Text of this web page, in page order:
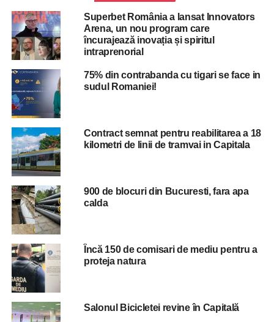
„Mai puține amenzi, mai multe încasări. Instalarea
metodelor digitale de plată, mijloacele de transport noi și
îmbunătățirea aplicației Info TB au contribuit direct la
creșterea gradului de conformare a călătorilor. Avem mai
mulți abonați, mai multe călătorii plătite prin metodele
digitale și mult mai puține amenzi.
Încasările obținute din activitatea de control, în primele
cinci luni ale anului 2023, au scăzut cu -14,82% (s-au
diminuat cu -380.400,00 lei), față de aceeași perioadă a
anului anterior”, adaugă liberalul.
ADVERTISEMENT
„Continuăm măsurile pentru modernizarea transportului
public. Urmează: 100 de autobuze electrice; 100 de
troleibuze; 250 de tramvaie; reabilitarea a 50 de km de
linie de tramvai.
STB – Modern. Accesibil. Digital. Noul transport public din
București”, precizează viceprimarul municipiului
București.
Superbet România a lansat Innovators
Arena, un nou program care
încurajează inovația și spiritul
intraprenorial
75% din contrabanda cu tigari se face in
sudul Romaniei!
Contract semnat pentru reabilitarea a 18
kilometri de linii de tramvai in Capitala
900 de blocuri din Bucuresti, fara apa
calda
Încă 150 de comisari de mediu pentru a
proteja natura
Salonul Bicicletei revine în Capitală